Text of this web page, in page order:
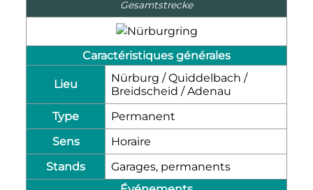
Gesamtstrecke
Caractéristiques générales
Lieu
Nürburg / Quiddelbach /
Breidscheid / Adenau
Type
Permanent
Sens
Horaire
Stands
Garages, permanents